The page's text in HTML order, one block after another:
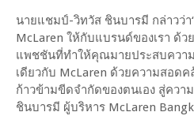
นายแชมป์-วิทวัส ชินบารมี กล่าวว่
McLaren ให้กับแบรนด์ของเรา ด้
แพชชันที่ทำให้คุณมายประสบความ
เดียวกับ McLaren ด้วยความสอด
ก้าวข้ามขีดจำกัดของตนเอง สู่คว
ชินบารมี ผู้บริหาร McLaren